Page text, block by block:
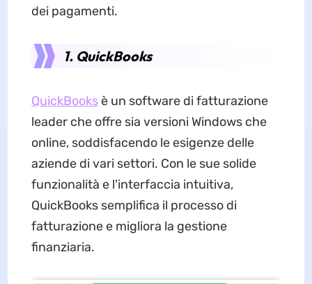
dei pagamenti.
1. QuickBooks
QuickBooksè un software di fatturazione
leader che offre sia versioni Windows che
online, soddisfacendo le esigenze delle
aziende di vari settori. Con le sue solide
funzionalità e l'interfaccia intuitiva,
QuickBooks semplifica il processo di
fatturazione e migliora la gestione
finanziaria.